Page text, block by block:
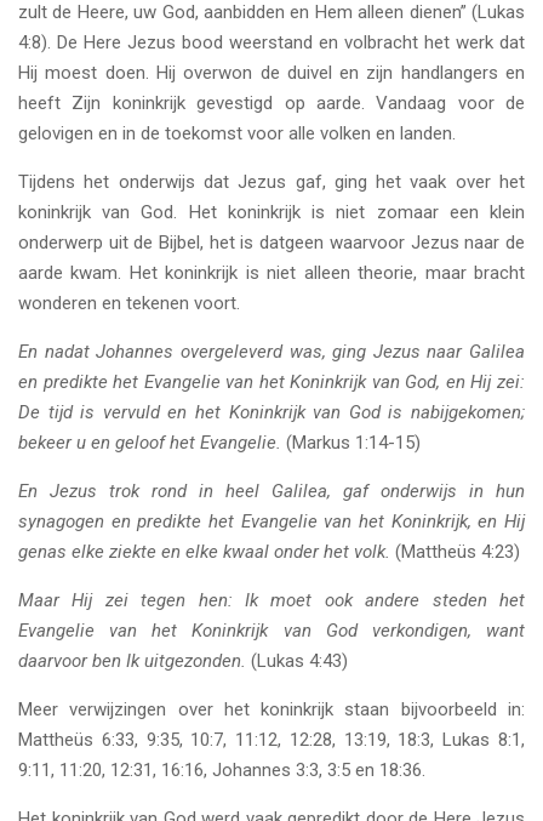
zult de Heere, uw God, aanbidden en Hem alleen dienen” (Lukas
4:8). De Here Jezus bood weerstand en volbracht het werk dat
Hij moest doen. Hij overwon de duivel en zijn handlangers en
heeft Zijn koninkrijk gevestigd op aarde. Vandaag voor de
gelovigen en in de toekomst voor alle volken en landen.
Tijdens het onderwijs dat Jezus gaf, ging het vaak over het
koninkrijk van God. Het koninkrijk is niet zomaar een klein
onderwerp uit de Bijbel, het is datgeen waarvoor Jezus naar de
aarde kwam. Het koninkrijk is niet alleen theorie, maar bracht
wonderen en tekenen voort.
En nadat Johannes overgeleverd was, ging Jezus naar Galilea
en predikte het Evangelie van het Koninkrijk van God, en Hij zei:
De tijd is vervuld en het Koninkrijk van God is nabijgekomen;
bekeer u en geloof het Evangelie. (Markus 1:14-15)
En Jezus trok rond in heel Galilea, gaf onderwijs in hun
synagogen en predikte het Evangelie van het Koninkrijk, en Hij
genas elke ziekte en elke kwaal onder het volk. (Mattheüs 4:23)
Maar Hij zei tegen hen: Ik moet ook andere steden het
Evangelie van het Koninkrijk van God verkondigen, want
daarvoor ben Ik uitgezonden. (Lukas 4:43)
Meer verwijzingen over het koninkrijk staan bijvoorbeeld in:
Mattheüs 6:33, 9:35, 10:7, 11:12, 12:28, 13:19, 18:3, Lukas 8:1,
9:11, 11:20, 12:31, 16:16, Johannes 3:3, 3:5 en 18:36.